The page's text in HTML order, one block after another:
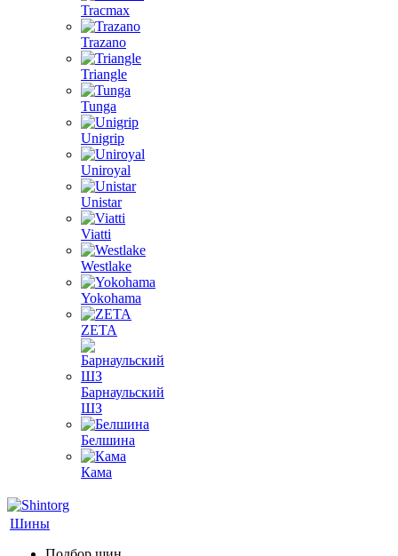
Tracmax
Trazano
Triangle
Tunga
Unigrip
Uniroyal
Unistar
Viatti
Westlake
Yokohama
ZETA
Барнаульский
ШЗ
Белшина
Кама
Шины